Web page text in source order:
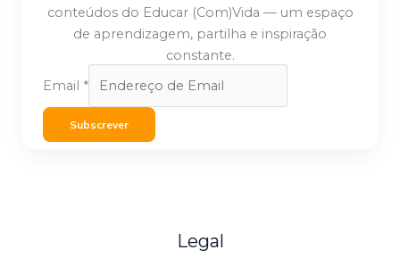
conteúdos do Educar (Com)Vida — um espaço
de aprendizagem, partilha e inspiração
constante.
Email *
Subscrever
Legal